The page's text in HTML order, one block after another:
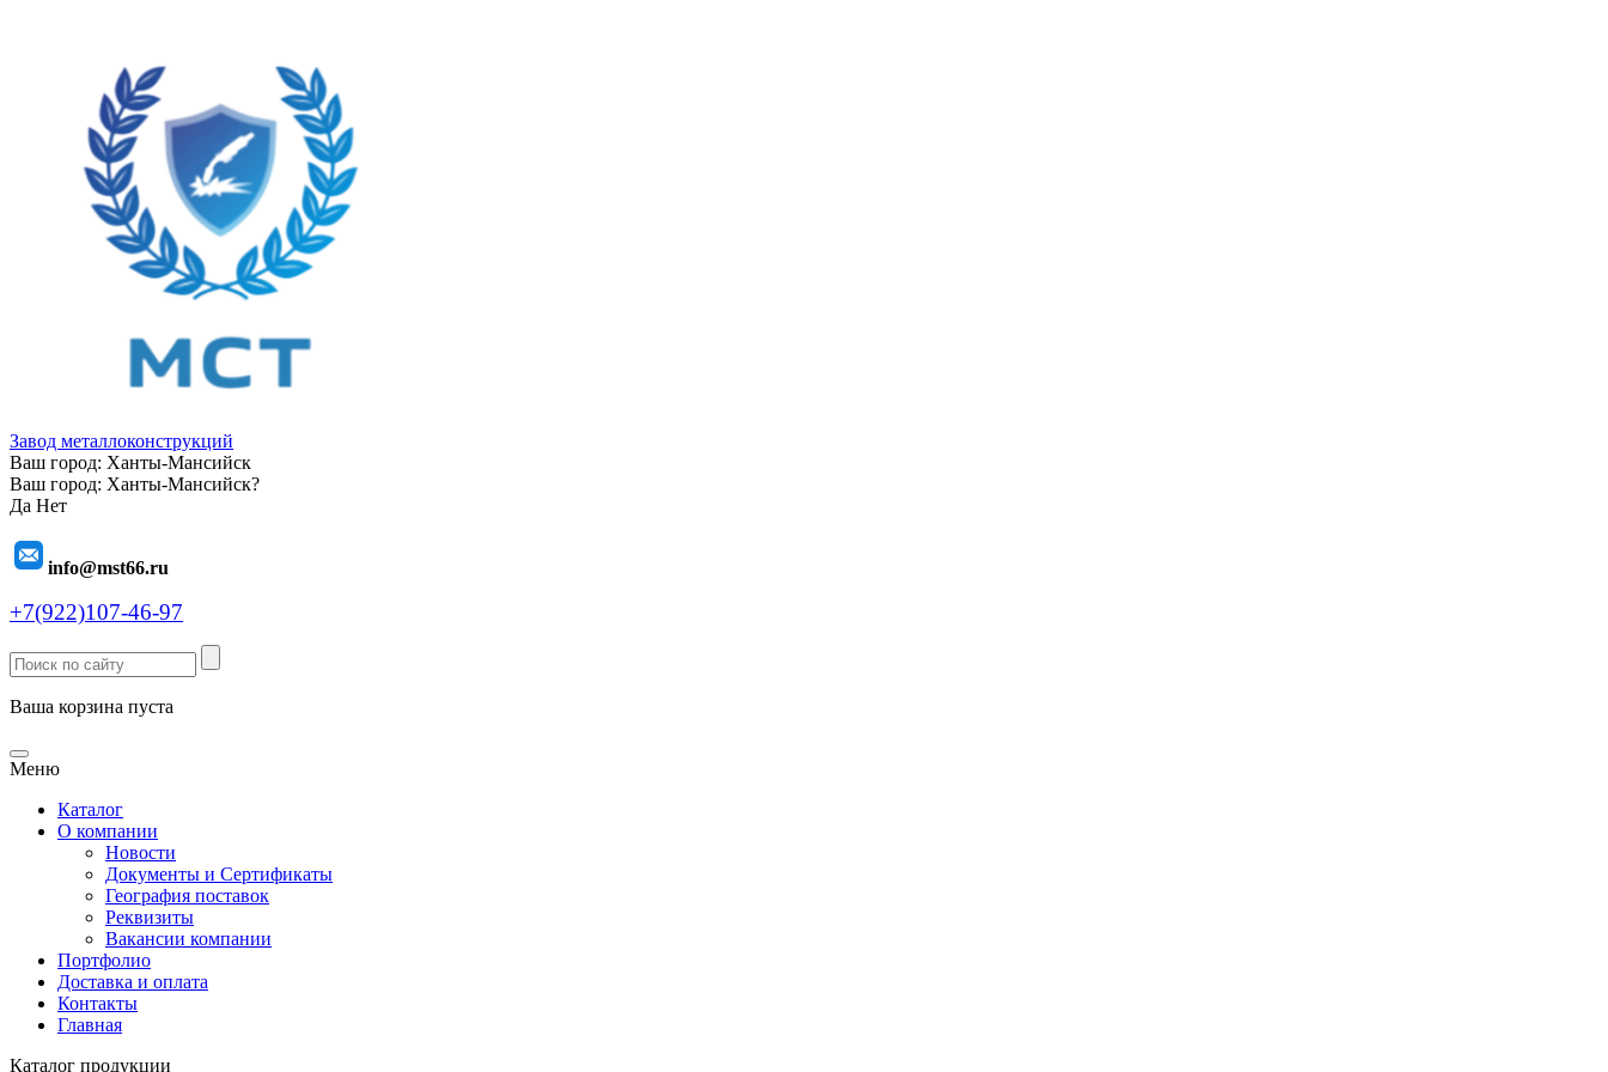
Завод металлоконструкций
Ваш город: Ханты-Мансийск
Ваш город: Ханты-Мансийск?
Да Нет
info@mst66.ru
+7(922)107-46-97
Ваша корзина пуста
Меню
Каталог
О компании
Новости
Документы и Сертификаты
География поставок
Реквизиты
Вакансии компании
Портфолио
Доставка и оплата
Контакты
Главная
Каталог продукции